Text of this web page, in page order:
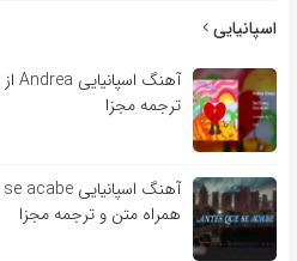
اسپانیایی
ترجمه مجزا
همراه متن و ترجمه مجزا